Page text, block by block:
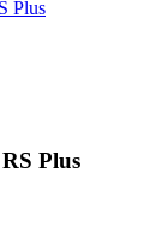
Plus